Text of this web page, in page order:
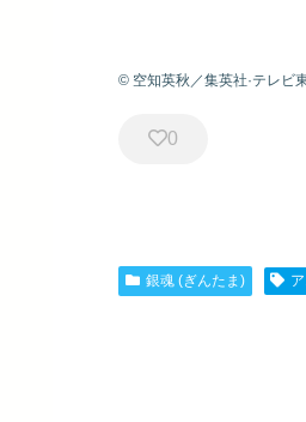
© 空知英秋／集英社·テレビ
0
銀魂 (ぎんたま)